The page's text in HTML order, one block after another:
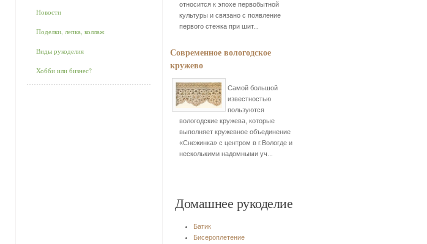
Новости
Поделки, лепка, коллаж
Виды рукоделия
Хобби или бизнес?
относится к эпохе первобытной
культуры и связано с появление
первого стежка при шит...
Современное вологодское
кружево
Самой большой
известностью
пользуются
вологодские кружева, которые
выполняет кружевное объединение
«Снежинка» с центром в г.Вологде и
несколькими надомными уч...
Домашнее рукоделие
Батик
Бисероплетение